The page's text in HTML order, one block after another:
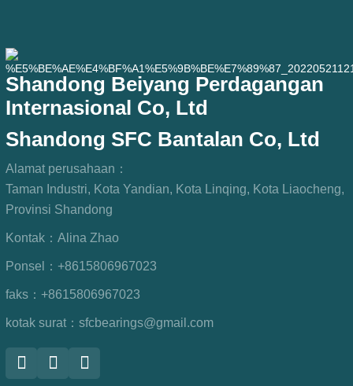
Shandong Beiyang Perdagangan
Internasional Co, Ltd
Shandong SFC Bantalan Co, Ltd
Alamat perusahaan：
Taman Industri, Kota Yandian, Kota Linqing, Kota Liaocheng,
Provinsi Shandong
Kontak： Alina Zhao
Ponsel： +8615806967023
faks： +8615806967023
kotak surat： sfcbearings@gmail.com